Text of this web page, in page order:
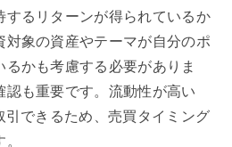
するリターンが得られているか
対象の資産やテーマが自分のポ
かも考慮する必要がありま
も重要です。流動性が高い
引できるため、売買タイミング